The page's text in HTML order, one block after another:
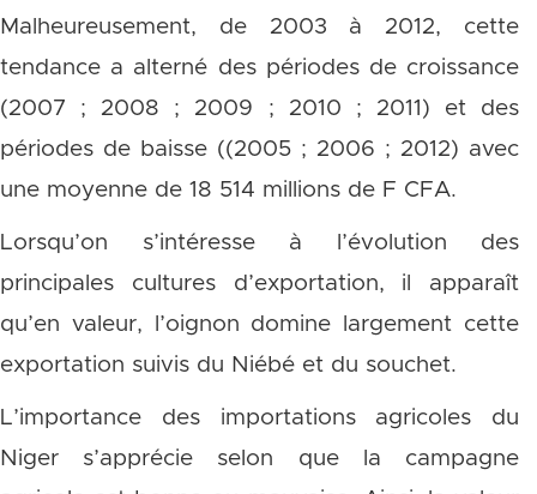
Malheureusement, de 2003 à 2012, cette
tendance a alterné des périodes de croissance
(2007 ; 2008 ; 2009 ; 2010 ; 2011) et des
périodes de baisse ((2005 ; 2006 ; 2012) avec
une moyenne de 18 514 millions de F CFA.
Lorsqu’on s’intéresse à l’évolution des
principales cultures d’exportation, il apparaît
qu’en valeur, l’oignon domine largement cette
exportation suivis du Niébé et du souchet.
L’importance des importations agricoles du
Niger s’apprécie selon que la campagne